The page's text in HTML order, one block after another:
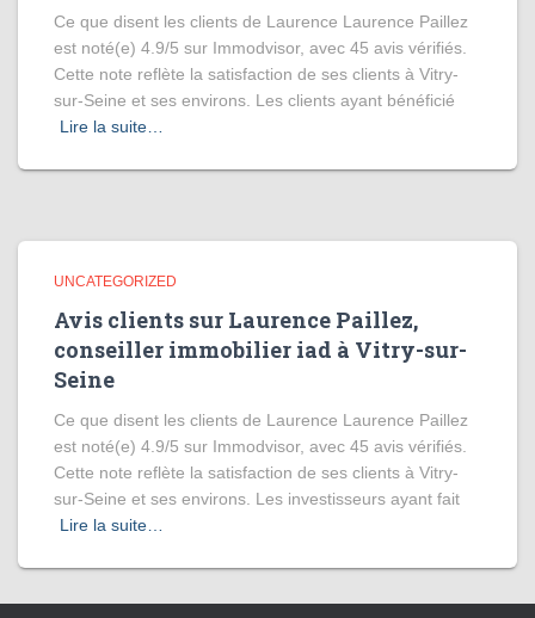
Ce que disent les clients de Laurence Laurence Paillez
est noté(e) 4.9/5 sur Immodvisor, avec 45 avis vérifiés.
Cette note reflète la satisfaction de ses clients à Vitry-
sur-Seine et ses environs. Les clients ayant bénéficié
Lire la suite…
UNCATEGORIZED
Avis clients sur Laurence Paillez,
conseiller immobilier iad à Vitry-sur-
Seine
Ce que disent les clients de Laurence Laurence Paillez
est noté(e) 4.9/5 sur Immodvisor, avec 45 avis vérifiés.
Cette note reflète la satisfaction de ses clients à Vitry-
sur-Seine et ses environs. Les investisseurs ayant fait
Lire la suite…